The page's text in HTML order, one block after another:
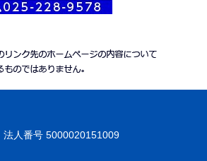
法人番号 5000020151009